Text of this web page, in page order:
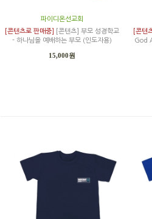
파이디온선교회
[콘텐츠로 판매중]
[콘텐츠] 부모 성경학교
- 하나님을 예배하는 부모 (인도자용)
15,000원
[콘텐
God